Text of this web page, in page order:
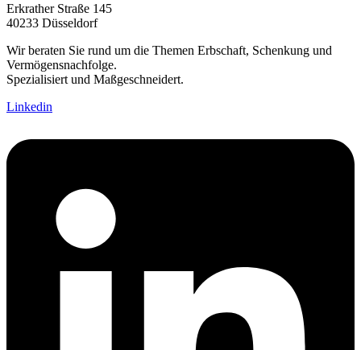
Erkrather Straße 145
40233 Düsseldorf
Wir beraten Sie rund um die Themen Erbschaft, Schenkung und
Vermögensnachfolge.
Spezialisiert und Maßgeschneidert.
Linkedin